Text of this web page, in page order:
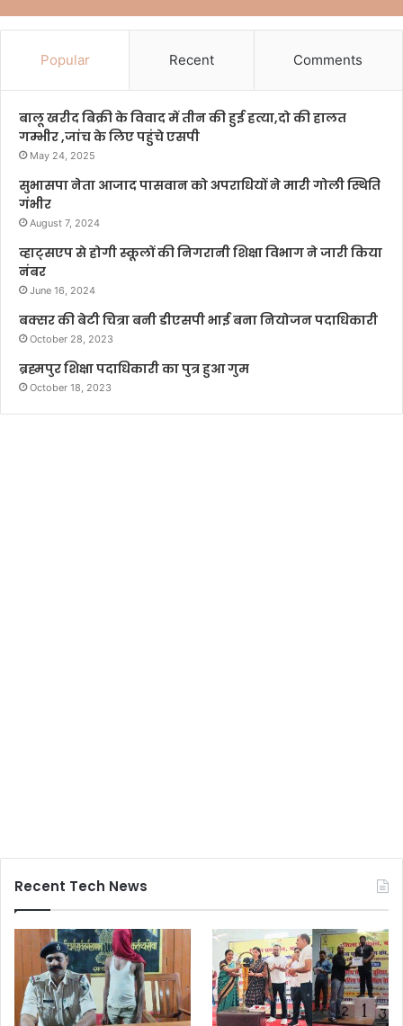
Popular Recent Comments
बालू खरीद बिक्री के विवाद में तीन की हुई हत्या,दो की हालत
गम्भीर ,जांच के लिए पहुंचे एसपी
May 24, 2025
सुभासपा नेता आजाद पासवान को अपराधियों ने मारी गोली स्थिति
गंभीर
August 7, 2024
व्हाट्सएप से होगी स्कूलों की निगरानी शिक्षा विभाग ने जारी किया
नंबर
June 16, 2024
बक्सर की बेटी चित्रा बनी डीएसपी भाई बना नियोजन पदाधिकारी
October 28, 2023
ब्रह्मपुर शिक्षा पदाधिकारी का पुत्र हुआ गुम
October 18, 2023
Recent Tech News